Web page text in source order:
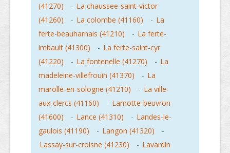
(41270)
- La chaussee-saint-victor
(41260)
- La colombe (41160) - La
ferte-beauharnais (41210)
- La ferte-
imbault (41300)
- La ferte-saint-cyr
(41220)
- La fontenelle (41270) - La
madeleine-villefrouin (41370)
- La
marolle-en-sologne (41210)
- La ville-
aux-clercs (41160)
- Lamotte-beuvron
(41600)
- Lance (41310) - Landes-le-
gaulois (41190)
- Langon (41320)
-
Lassay-sur-croisne (41230)
- Lavardin